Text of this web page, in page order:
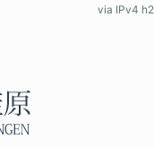
via IPv4 h2